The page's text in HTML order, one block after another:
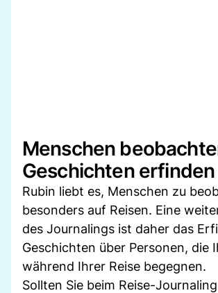
Menschen
Geschichten erfinden
Rubin liebt es, Menschen zu
besonders auf Reisen. Eine
des Journalings ist daher das
Geschichten über Personen, die
während Ihrer Reise begegnen.
Sollten Sie beim Reise-